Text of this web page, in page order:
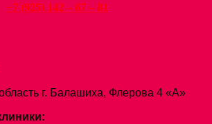
+7 (925) 142 – 67 – 81
г. Балашиха, Флерова 4 «А»